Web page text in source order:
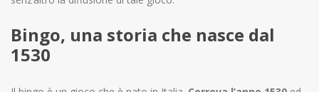
Bingo, una storia che nasce dal
1530